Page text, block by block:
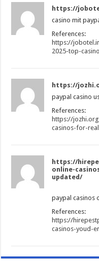
https://
casino mit
References:
https://
2025-top-
https://
paypal casino
References:
https://
casinos-for-
https://
online-
updated/
paypal casinos
References:
https://
casinos-youd-